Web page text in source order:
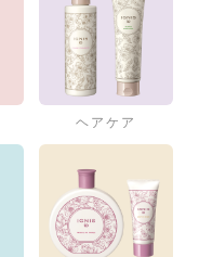
ヘアケア